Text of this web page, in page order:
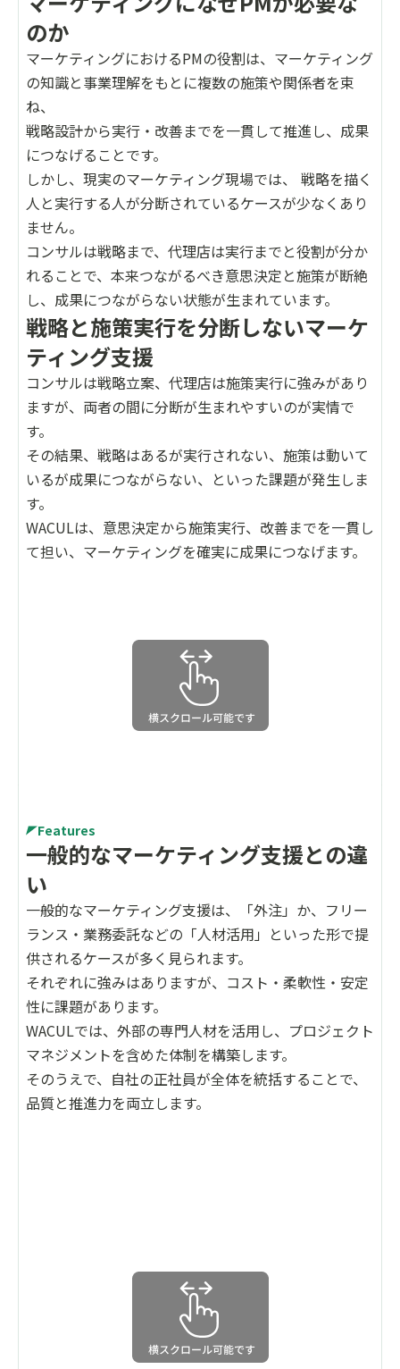
のか
マーケティングにおけるPMの役割は、マーケティング
の知識と事業理解をもとに複数の施策や関係者を束
ね、
戦略設計から実行・改善までを一貫して推進し、成果
につなげることです。
しかし、現実のマーケティング現場では、 戦略を描く
人と実行する人が分断されているケースが少なくあり
ません。
コンサルは戦略まで、代理店は実行までと役割が分か
れることで、本来つながるべき意思決定と施策が断絶
し、成果につながらない状態が生まれています。
戦略と施策実行を分断しないマーケ
ティング支援
コンサルは戦略立案、代理店は施策実行に強みがあり
ますが、両者の間に分断が生まれやすいのが実情で
す。
その結果、戦略はあるが実行されない、施策は動いて
いるが成果につながらない、といった課題が発生しま
す。
WACULは、意思決定から施策実行、改善までを一貫し
て担い、マーケティングを確実に成果につなげます。
Features
一般的なマーケティング支援との違
い
一般的なマーケティング支援は、「外注」か、フリー
ランス・業務委託などの「人材活用」といった形で提
供されるケースが多く見られます。
それぞれに強みはありますが、コスト・柔軟性・安定
性に課題があります。
WACULでは、外部の専門人材を活用し、プロジェクト
マネジメントを含めた体制を構築します。
そのうえで、自社の正社員が全体を統括することで、
品質と推進力を両立します。